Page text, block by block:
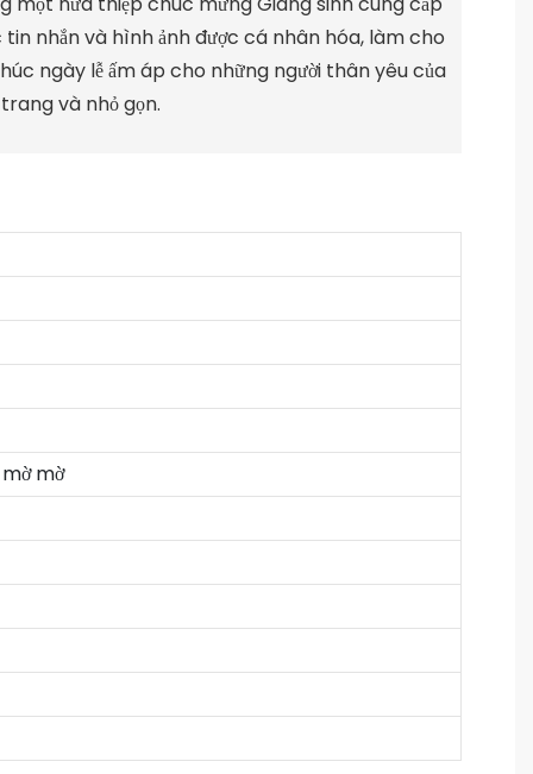
nhắn và hình ảnh được cá nhân hóa, làm cho
ngày lễ ấm áp cho những người thân yêu của
và nhỏ gọn.
mờ